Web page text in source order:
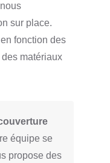
sur place.
fonction des
matériaux
équipe se
propose des